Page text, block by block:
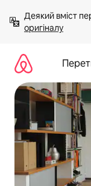
вмісту
Деякий вміст
оригіналу